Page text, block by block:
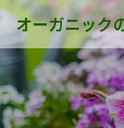
オーガニック